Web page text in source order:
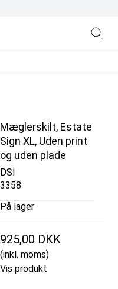
Mæglerskilt, Estate
Sign XL, Uden print
og uden plade
DSI
3358
På lager
925,00 DKK
(inkl. moms)
Vis produkt